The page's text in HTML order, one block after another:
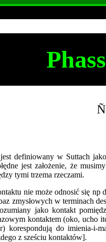
jest definiowany w Suttach
jest założenie, że
tymi trzema rzeczami.
nie może odnosić się
zmysłowych w terminach
jako kontakt
kontaktem (oko, ucho
korespondują do imienia-
z sześciu kontaktów].